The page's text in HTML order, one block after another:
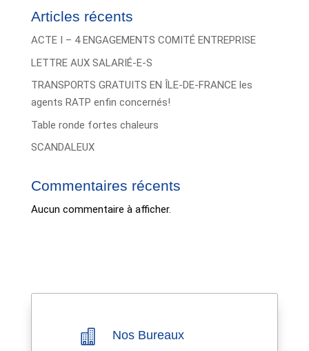
Articles récents
ACTE I – 4 ENGAGEMENTS COMITÉ ENTREPRISE
LETTRE AUX SALARIÉ-E-S
TRANSPORTS GRATUITS EN ÎLE-DE-FRANCE les
agents RATP enfin concernés!
Table ronde fortes chaleurs
SCANDALEUX
Commentaires récents
Aucun commentaire à afficher.
 Nos Bureaux